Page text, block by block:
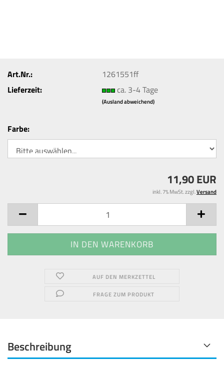
Art.Nr.:
1261551ff
Lieferzeit:
ca. 3-4 Tage
(Ausland abweichend)
Farbe:
11,90 EUR
inkl. 7% MwSt. zzgl.Versand
AUF DEN MERKZETTEL
FRAGE ZUM PRODUKT
Beschreibung